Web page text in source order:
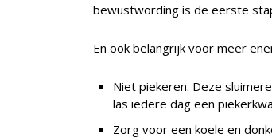
bewustwording is de eerste
En ook belangrijk voor meer
Niet piekeren. Deze
las iedere dag een
Zorg voor een koele en